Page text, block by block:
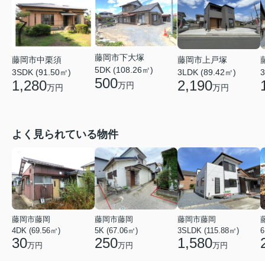
藤岡市中栗須
3SDK (91.50㎡)
1,280万円
藤岡市下大塚
5DK (108.26㎡)
500万円
藤岡市上戸塚
3LDK (89.42㎡)
2,190万円
よく見られている物件
藤岡市藤岡
4DK (69.56㎡)
30万円
藤岡市藤岡
5K (67.06㎡)
250万円
藤岡市藤岡
3SLDK (115.88㎡)
1,580万円